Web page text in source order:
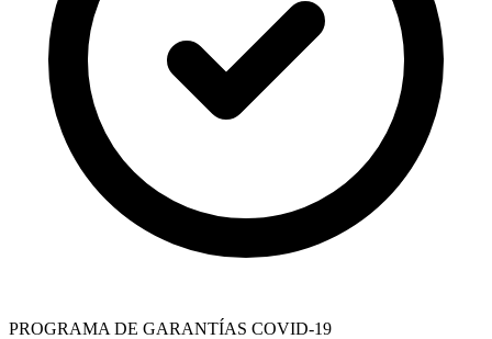
PROGRAMA DE GARANTÍAS COVID-19